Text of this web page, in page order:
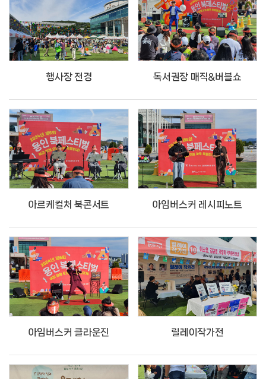
행사장 전경 독서권장 매직&버블쇼
아르케컬처 북콘서트 아임버스커 레시피노트
아임버스커 클라운진 릴레이작가전